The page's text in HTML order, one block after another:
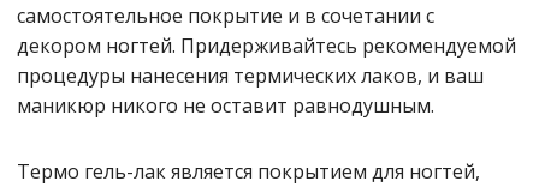
самостоятельное покрытие и в сочетании с
декором ногтей. Придерживайтесь рекомендуемой
процедуры нанесения термических лаков, и ваш
маникюр никого не оставит равнодушным.
Термо гель-лак является покрытием для ногтей,